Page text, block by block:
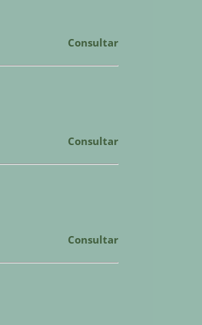
Consultar
Consultar
Consultar